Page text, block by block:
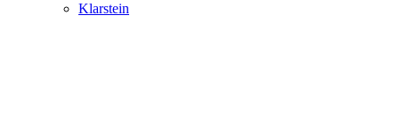
Klarstein